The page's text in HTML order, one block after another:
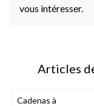
vous intéresser.
Articles
Cadenas à